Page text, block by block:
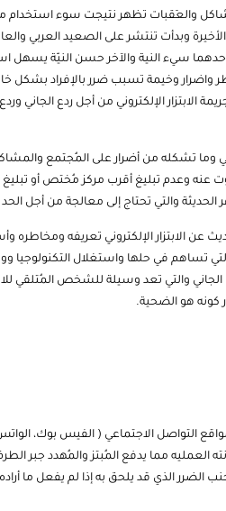
والعَقبات تظهر نتيجت سوء استخدام
الأخيرة وبدأت تنتشر على الصعيد العربي
سيء النية والآخر حسن النيّة يسهل
واضرار وخيمة تسبب ضرر بالإفراد
الابتزار الإلكتروني من أجل ردع الجاني
وما تشكله من أضرار على المُجتمع
عنه وعدم تبليغ أقرب مركز مُختص أو تبليغ
الحديثة والتي تحتاج إلى معالجة من أجل
عن الابتزار الإلكتروني تعريفه
تساهم في حلها واستغلال التكنولوجيا
الجاني والتي تعد وسيلة للشخص المُتلقي
كونه هو الضحية.
التواصل الاجتماعي ( الفيس بوك،
مما يدفع المُبتز والمُهدد جبر
الذي قد يلحق به إذا لم يفعل ما أراده